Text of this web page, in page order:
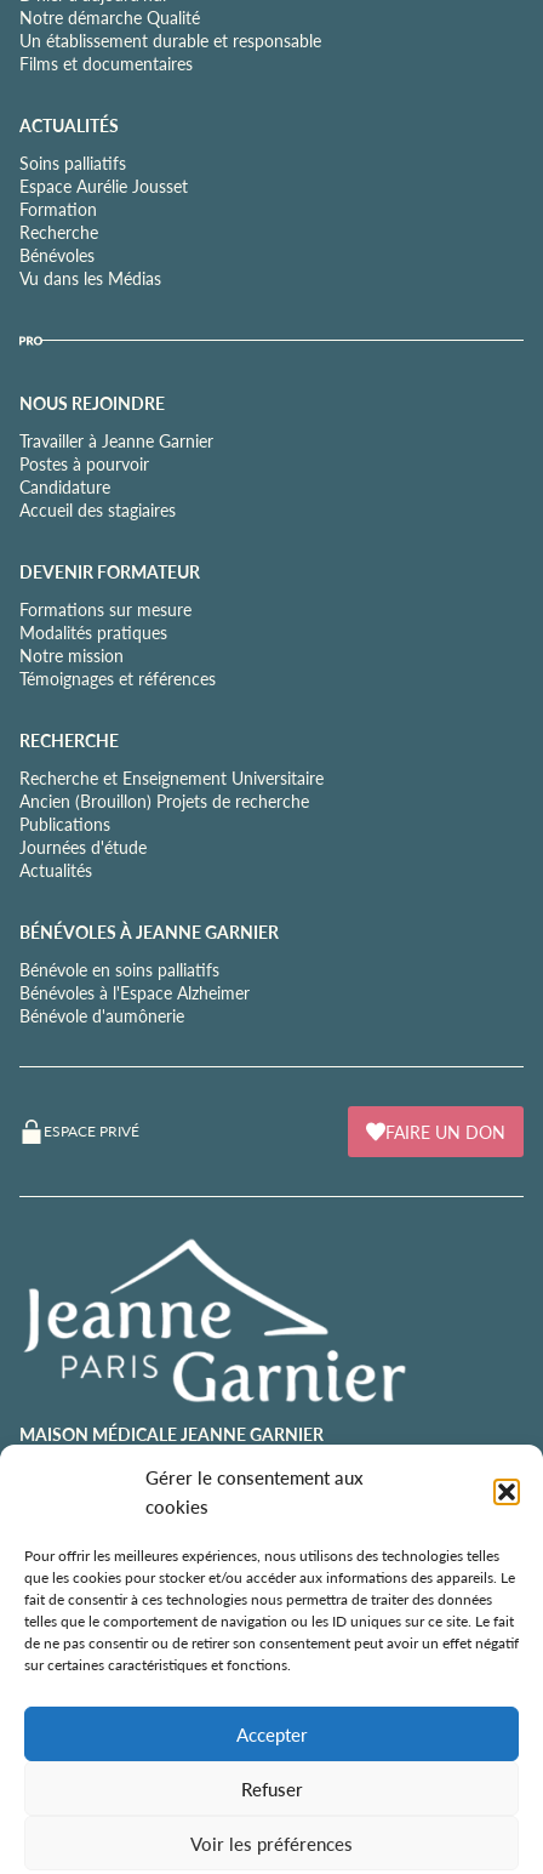
Gérer le consentement aux
cookies
Pour offrir les meilleures expériences, nous utilisons des technologies telles
que les cookies pour stocker et/ou accéder aux informations des appareils. Le
fait de consentir à ces technologies nous permettra de traiter des données
telles que le comportement de navigation ou les ID uniques sur ce site. Le fait
de ne pas consentir ou de retirer son consentement peut avoir un effet négatif
sur certaines caractéristiques et fonctions.
Accepter
Refuser
Voir les préférences
Notre démarche Qualité
Un établissement durable et responsable
Films et documentaires
ACTUALITÉS
Soins palliatifs
Espace Aurélie Jousset
Formation
Recherche
Bénévoles
Vu dans les Médias
NOUS REJOINDRE
Travailler à Jeanne Garnier
Postes à pourvoir
Candidature
Accueil des stagiaires
DEVENIR FORMATEUR
Formations sur mesure
Modalités pratiques
Notre mission
Témoignages et références
RECHERCHE
Recherche et Enseignement Universitaire
Ancien (Brouillon) Projets de recherche
Publications
Journées d'étude
Actualités
BÉNÉVOLES À JEANNE GARNIER
Bénévole en soins palliatifs
Bénévoles à l'Espace Alzheimer
Bénévole d'aumônerie
ESPACE PRIVÉ FAIRE UN DON
MAISON MÉDICALE JEANNE GARNIER
contact@jeannegarnier-paris.org
01 43 92 21 00
106 avenue Émile Zola
75015 Paris
ESPACE AURÉLIE JOUSSET
01 43 92 21 98
108, avenue Émile Zola
75015 Paris
ÉCOLE DE SOINS PALLIATIFS
106 avenue Émile Zola